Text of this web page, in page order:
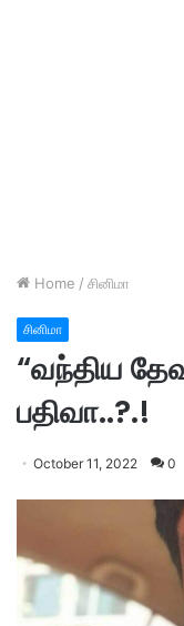
Home / சினிமா
சினிமா
“வந்திய
பதிவா..?.!
October 11, 2022 0